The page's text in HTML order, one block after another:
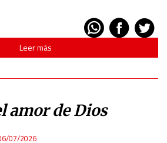
Leer más
amor de Dios
07/2026